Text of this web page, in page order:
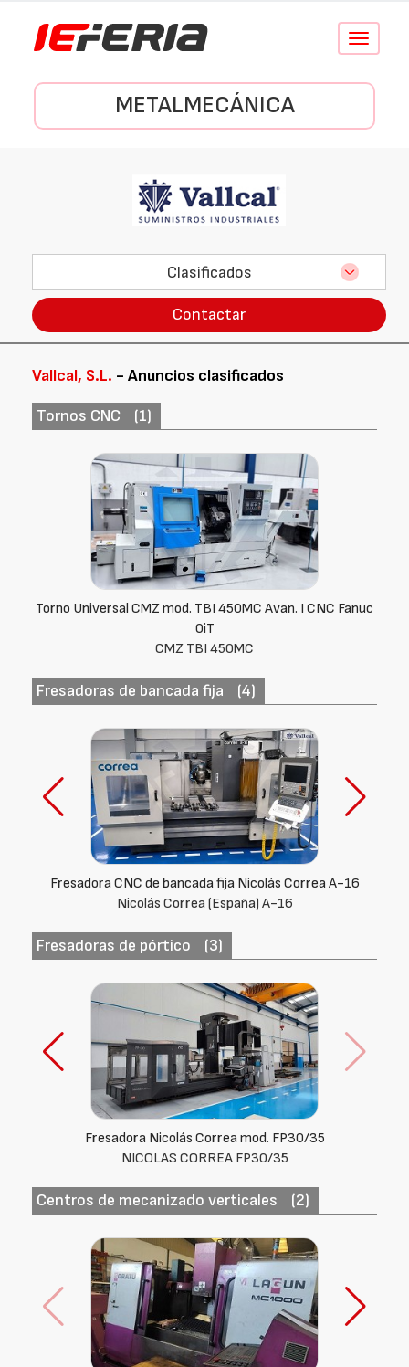
Conmutar
METALMECÁNICA
Clasificados
Contactar
Vallcal, S.L. - Anuncios clasificados
Tornos CNC (1)
Torno Universal CMZ mod. TBI 450MC Avan. I CNC Fanuc
0iT
CMZ TBI 450MC
Fresadoras de bancada fija (4)
Fresadora CNC de bancada fija Nicolás Correa A-16
Nicolás Correa (España) A-16
Fresadoras de pórtico (3)
Fresadora Nicolás Correa mod. FP30/35
NICOLAS CORREA FP30/35
Centros de mecanizado verticales (2)